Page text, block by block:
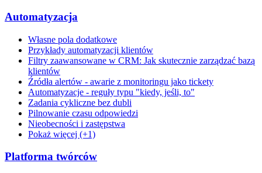
Automatyzacja
Własne pola dodatkowe
Przykłady automatyzacji klientów
Filtry zaawansowane w CRM: Jak skutecznie zarządzać bazą
klientów
Źródła alertów - awarie z monitoringu jako tickety
Automatyzacje - reguły typu "kiedy, jeśli, to"
Zadania cykliczne bez dubli
Pilnowanie czasu odpowiedzi
Nieobecności i zastępstwa
Pokaż więcej (+1)
Platforma twórców